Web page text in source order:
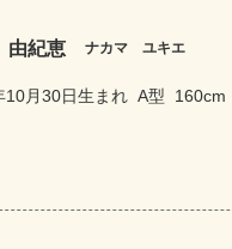
紀恵 ナカマ ユキエ
10月30日生まれ A型 160cm